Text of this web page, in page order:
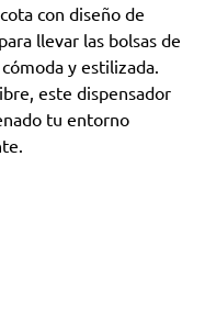
con diseño de
llevar las bolsas de
y estilizada.
este dispensador
tu entorno